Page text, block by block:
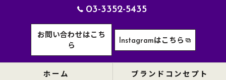
03-3352-5435
お問い合わせはこち
ら
Instagramはこちら
ホーム ブランドコンセプト